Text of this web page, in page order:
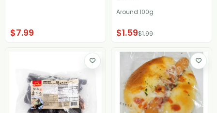
$7.99
Around 100g
$1.59$1.99